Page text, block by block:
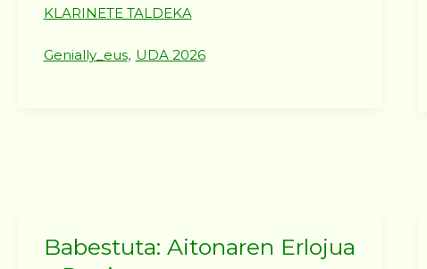
KLARINETE TALDEKA
Genially_eus, UDA 2026
Babestuta: Aitonaren Erlojua